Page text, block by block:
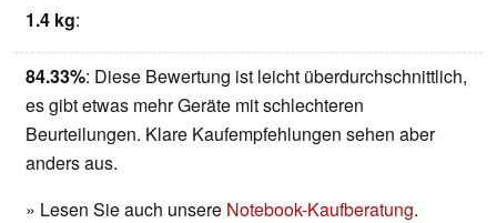
1.4 kg:
84.33%: Diese Bewertung ist leicht überdurchschnittlich,
es gibt etwas mehr Geräte mit schlechteren
Beurteilungen. Klare Kaufempfehlungen sehen aber
anders aus.
» Lesen Sie auch unsere Notebook-Kaufberatung.